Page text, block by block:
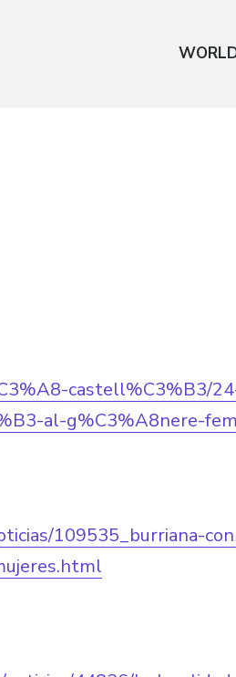
castell%C3%B3/
al-g%C3%A8nere-
109535_burriana-